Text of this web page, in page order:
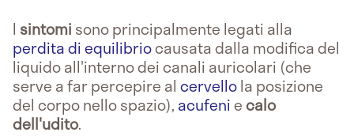
I sintomi sono principalmente legati alla
perdita di equilibriocausata dalla modifica del
liquido all'interno dei canali auricolari (che
serve a far percepire al cervellola posizione
del corpo nello spazio), acufeniecalo
dell'udito.